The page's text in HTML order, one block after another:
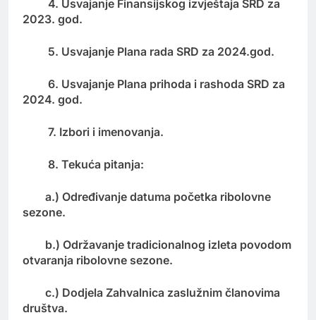
4. Usvajanje Finansijskog izvještaja SRD za
2023. god.
5. Usvajanje Plana rada SRD za 2024.god.
6. Usvajanje Plana prihoda i rashoda SRD za
2024. god.
7. Izbori i imenovanja.
8. Tekuća pitanja:
a.) Određivanje datuma početka ribolovne
sezone.
b.) Održavanje tradicionalnog izleta povodom
otvaranja ribolovne sezone.
c.) Dodjela Zahvalnica zaslužnim članovima
društva.